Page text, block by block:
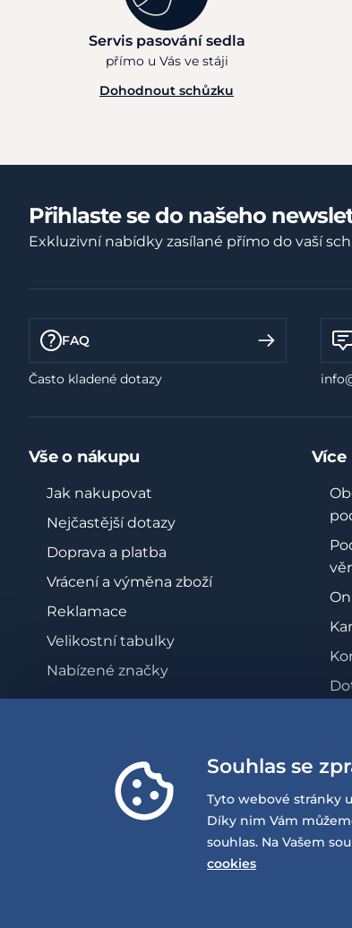
Servis pasování sedla
přímo u Vás ve stáji
Dohodnout schůzku
Přihlaste se do našeho
Exkluzivní nabídky zasílané přímo do vaší
FAQ
Často kladené dotazy
Vše o nákupu
Jak nakupovat
Nejčastější dotazy
Doprava a platba
Vrácení a výměna zboží
Reklamace
Velikostní tabulky
Nabízené značky
Souhlas se
Tyto webové stránky
Díky nim Vám
souhlas. Na Vašem
cookies